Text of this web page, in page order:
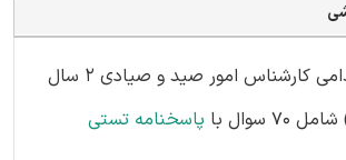
1- سوالات استخدامی کارشناس امور صید و صیادی 2 سال
پاسخنامه تستی